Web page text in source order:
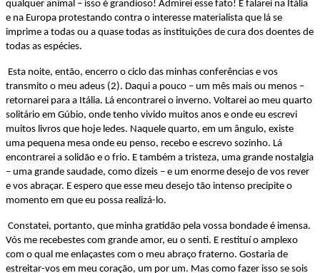
qualquer animal – isso é grandioso! Admirei esse fato! E falarei na Itália
e na Europa protestando contra o interesse materialista que lá se
imprime a todas ou a quase todas as instituições de cura dos doentes de
todas as espécies.
Esta noite, então, encerro o ciclo das minhas conferências e vos
transmito o meu adeus (2). Daqui a pouco – um mês mais ou menos –
retornarei para a Itália. Lá encontrarei o inverno. Voltarei ao meu quarto
solitário em Gúbio, onde tenho vivido muitos anos e onde eu escrevi
muitos livros que hoje ledes. Naquele quarto, em um ângulo, existe
uma pequena mesa onde eu penso, recebo e escrevo sozinho. Lá
encontrarei a solidão e o frio. E também a tristeza, uma grande nostalgia
– uma grande saudade, como dizeis – e um enorme desejo de vos rever
e vos abraçar. E espero que esse meu desejo tão intenso precipite o
momento em que eu possa realizá-lo.
Constatei, portanto, que minha gratidão pela vossa bondade é imensa.
Vós me recebestes com grande amor, eu o senti. E restituí o amplexo
com o qual me enlaçastes com o meu abraço fraterno. Gostaria de
estreitar-vos em meu coração, um por um. Mas como fazer isso se sois